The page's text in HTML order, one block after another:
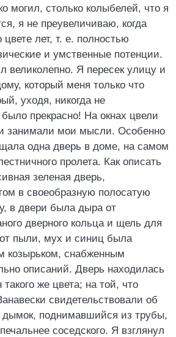
могил, столько колыбелей, что я
я не преувеличиваю, когда
лет, т. е. полностью
и умственные потенции.
великолепно. Я пересек улицу и
который меня только что
уходя, никогда не
прекрасно! На окнах цвели
занимали мои мысли. Особенно
одна дверь в доме, на самом
пролета. Как описать
зеленая дверь,
в своеобразную полосатую
в двери была дыра от
дверного кольца и щель для
пыли, мух и синиц была
козырьком, снабженным
описаний. Дверь находилась
же цвета; на той, что
свидетельствовали об
дымок, поднимавшийся из трубы,
соседского. Я взглянул